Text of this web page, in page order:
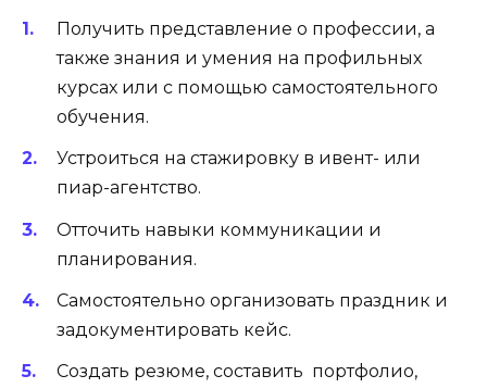
Получить представление о профессии, а
также знания и умения на профильных
курсах или с помощью самостоятельного
обучения.
Устроиться на стажировку в ивент- или
пиар-агентство.
Отточить навыки коммуникации и
планирования.
Самостоятельно организовать праздник и
задокументировать кейс.
Создать резюме, составить портфолио,